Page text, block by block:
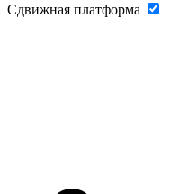
Сдвижная платформа